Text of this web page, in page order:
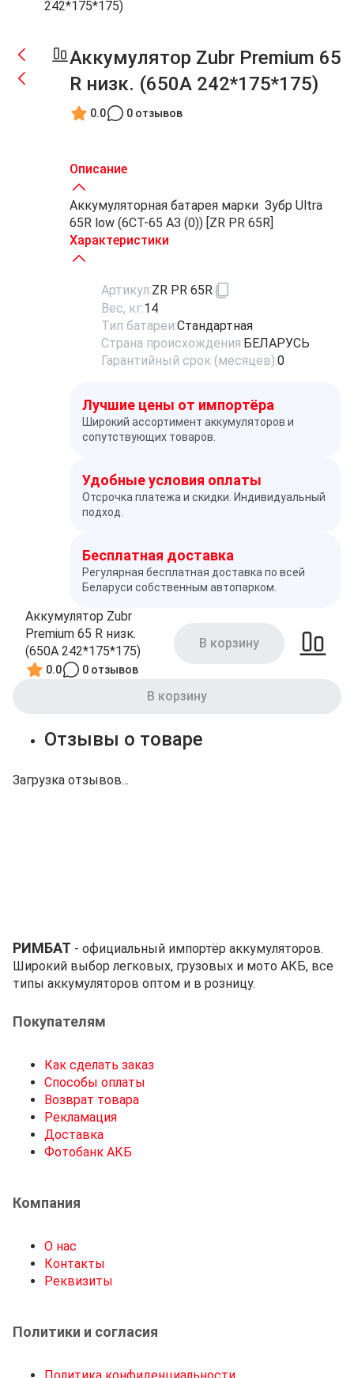
242*175*175)
Аккумулятор Zubr Premium 65
R низк. (650А 242*175*175)
0.0 0 отзывов
Описание
Аккумуляторная батарея марки Зубр Ultra
65R low (6СТ-65 АЗ (0)) [ZR PR 65R]
Характеристики
Артикул:ZR PR 65R
Вес, кг:14
Тип батареи:Стандартная
Страна происхождения:БЕЛАРУСЬ
Гарантийный срок (месяцев):0
Лучшие цены от импортёра
Широкий ассортимент аккумуляторов и
сопутствующих товаров.
Удобные условия оплаты
Отсрочка платежа и скидки. Индивидуальный
подход.
Бесплатная доставка
Регулярная бесплатная доставка по всей
Беларуси собственным автопарком.
Аккумулятор Zubr
Premium 65 R низк.
(650А 242*175*175)
0.0 0 отзывов
В корзину
В корзину
Отзывы о товаре
Загрузка отзывов...
РИМБАТ - официальный импортёр аккумуляторов.
Широкий выбор легковых, грузовых и мото АКБ, все
типы аккумуляторов оптом и в розницу.
Покупателям
Как сделать заказ
Способы оплаты
Возврат товара
Рекламация
Доставка
Фотобанк АКБ
Компания
О нас
Контакты
Реквизиты
Политики и согласия